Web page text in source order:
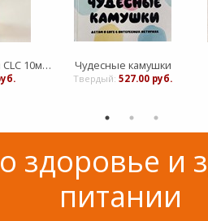
Елей помазания CLC 10мл Царица Есфирь Чудесные камушки
Твердый: 527.00 руб.
здоровье и
питании